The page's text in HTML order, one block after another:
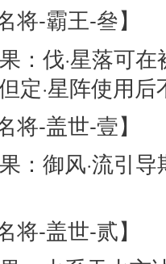
将-霸王-叄】
伐·星落可在
定·星阵使用
将-盖世-壹】
御风·流引导
将-盖世-贰】